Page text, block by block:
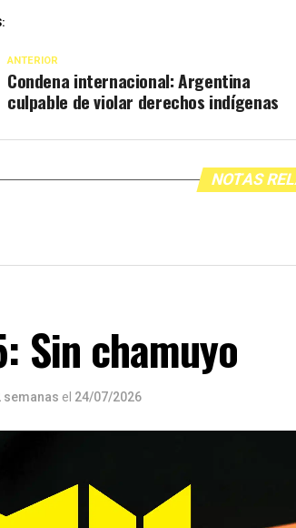
ANTERIOR
Condena internacional: Argentina
culpable de violar derechos indígenas
NOTAS
Sin chamuyo
semanas el 24/07/2026